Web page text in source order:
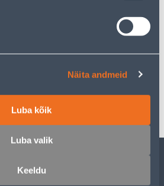
Näita andmeid
Luba kõik
Luba valik
Keeldu